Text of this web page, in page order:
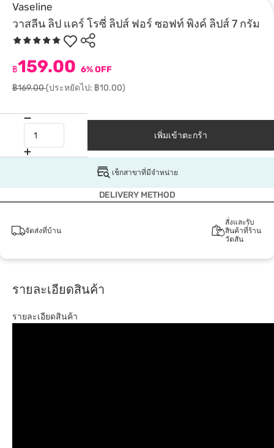
Vaseline
วาสลีน ลิป แคร์ โรซี่ ลิปส์ ฟอร์ ซอฟท์ พิงค์ ลิปส์ 7 กรัม
฿159.00 6% OFF
฿169.00(ประหยัดไป: ฿10.00)
เพิ่มเข้าตะกร้า
เช็กสาขาที่มีจำหน่าย
DELIVERY METHOD
จัดส่งที่บ้าน
สั่งและรับ
สินค้าที่ร้าน
วัตสัน
รายละเอียดสินค้า
รายละเอียดสินค้า